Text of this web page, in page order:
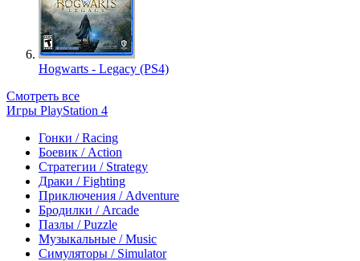
Hogwarts - Legacy (PS4)
Смотреть все
Игры PlayStation 4
Гонки / Racing
Боевик / Action
Стратегии / Strategy
Драки / Fighting
Приключения / Adventure
Бродилки / Arcade
Пазлы / Puzzle
Музыкальные / Music
Симуляторы / Simulator